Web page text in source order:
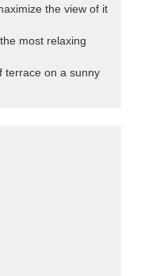
the view of it
most relaxing
terrace on a sunny